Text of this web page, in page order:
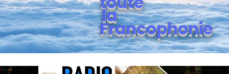
la
Francophonie